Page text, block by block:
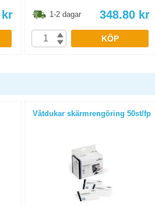
kr 1-2 dagar 348.80 kr
KÖP
Våtdukar skärmrengöring 50st/fp